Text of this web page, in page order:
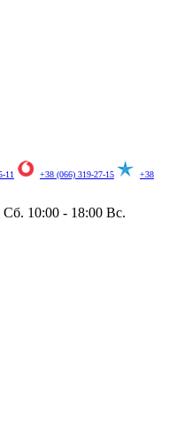
11 +38 (066) 319-27-15
+38
Сб. 10:00 - 18:00 Вс.